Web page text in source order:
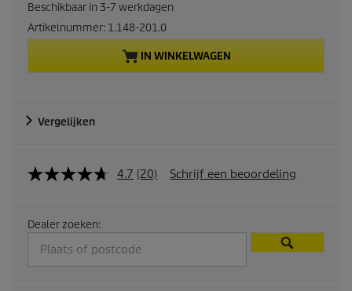
r
e
t
r
o
d
Beschikbaar in 3-7 werkdagen
Artikelnummer: 1.148-201.0
IN WINKELWAGEN
Vergelijken
4.7 (20) Schrijf een beoordeling
Dealer zoeken: